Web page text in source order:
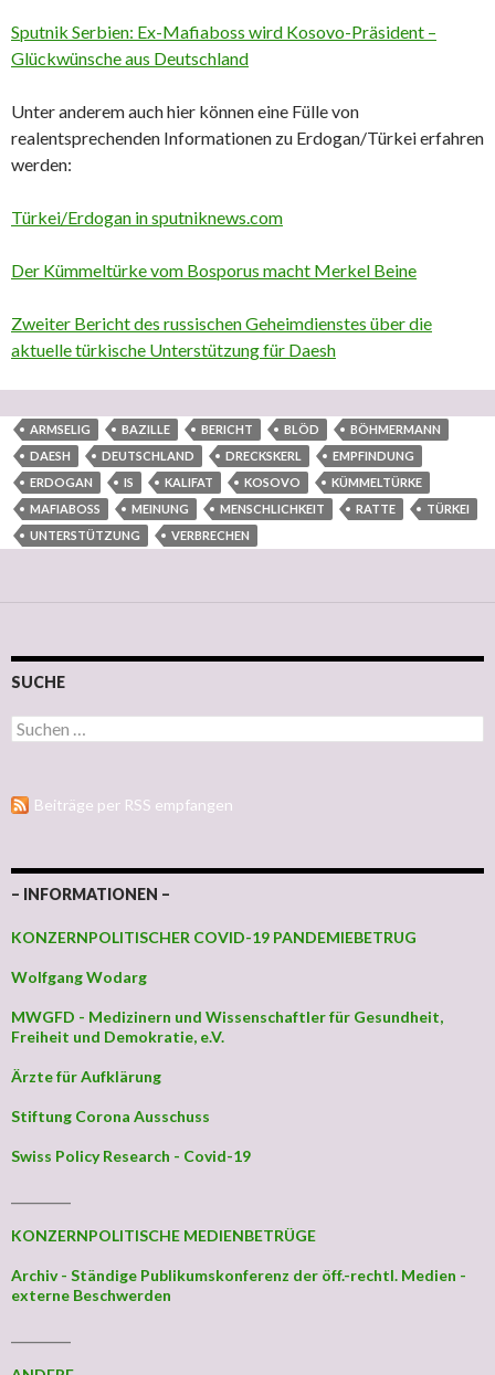
Sputnik Serbien: Ex-Mafiaboss wird Kosovo-Präsident –
Glückwünsche aus Deutschland
Unter anderem auch hier können eine Fülle von
realentsprechenden Informationen zu Erdogan/Türkei erfahren
werden:
Türkei/Erdogan in sputniknews.com
Der Kümmeltürke vom Bosporus macht Merkel Beine
Zweiter Bericht des russischen Geheimdienstes über die
aktuelle türkische Unterstützung für Daesh
ARMSELIG BAZILLE BERICHT BLÖD
BÖHMERMANN
DAESH
DEUTSCHLAND DRECKSKERL
EMPFINDUNG
ERDOGAN
IS KALIFAT KOSOVO
KÜMMELTÜRKE
MAFIABOSS
MEINUNG MENSCHLICHKEIT RATTE
TÜRKEI
UNTERSTÜTZUNG
VERBRECHEN
SUCHE
Suchen nach:
Beiträge per RSS empfangen
– INFORMATIONEN –
KONZERNPOLITISCHER COVID-19 PANDEMIEBETRUG
Wolfgang Wodarg
MWGFD - Medizinern und Wissenschaftler für Gesundheit,
Freiheit und Demokratie, e.V.
Ärzte für Aufklärung
Stiftung Corona Ausschuss
Swiss Policy Research - Covid-19
KONZERNPOLITISCHE MEDIENBETRÜGE
Archiv - Ständige Publikumskonferenz der öff.-rechtl. Medien -
externe Beschwerden